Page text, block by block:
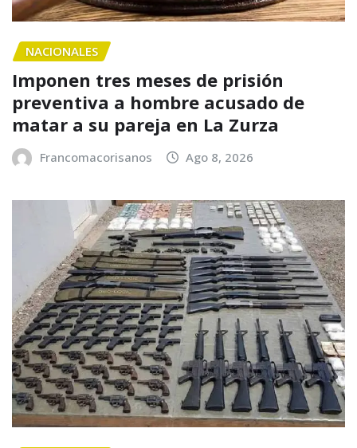
NACIONALES
Imponen tres meses de prisión
preventiva a hombre acusado de
matar a su pareja en La Zurza
Francomacorisanos Ago 8, 2026